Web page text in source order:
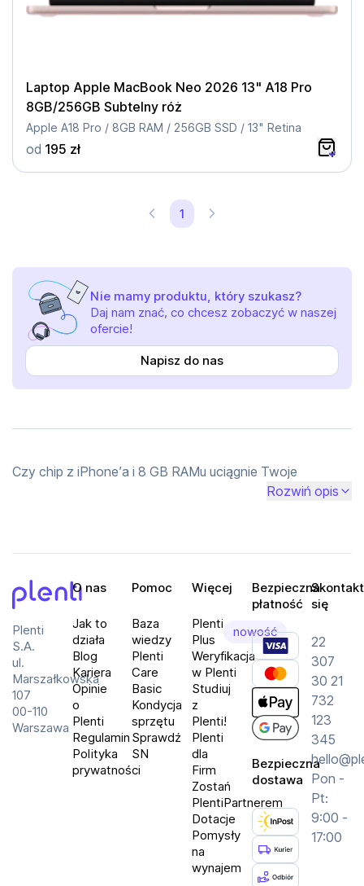
Laptop Apple MacBook Neo 2026 13" A18 Pro
8GB/256GB Subtelny róż
Apple A18 Pro / 8GB RAM / 256GB SSD / 13" Retina
od 195 zł
1
Nie mamy produktu, który szukasz?
Daj nam znać, co chcesz zobaczyć w naszej
ofercie!
Napisz do nas
Czy chip z iPhone’a i 8 GB RAMu uciągnie Twoje
codzienne zadania? Coś nam mówi, że Apple to Rozwiń opis
Plenti
S.A.
ul.
Marszałkowska
107
00-110
Warszawa
O nas
Jak to
działa
Blog
Kariera
Opinie
o
Plenti
Regulamin
Polityka
prywatności
Pomoc
Baza
wiedzy
Plenti
Care
Basic
Kondycja
sprzętu
Sprawdź
SN
Więcej
Plenti
Plus
nowość
Weryfikacja
w Plenti
Studiuj
z
Plenti!
Plenti
dla
Firm
Zostań
PlentiPartnerem
Dotacje
Pomysły
na
wynajem
Bezpieczna
płatność
Bezpieczna
dostawa
się
22
307
30 21
732
123
345
Pon -
Pt:
9:00 -
17:00